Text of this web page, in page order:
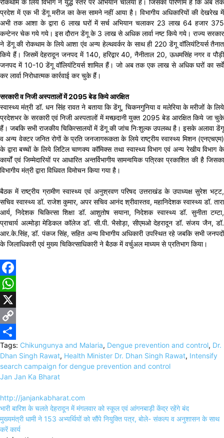
रोकथाम के लिये विभाग ने युद्ध स्तर पर अभियान चालया है। जिसका परिणाम है कि अब तक
प्रदेश में एक भी डेंगू मरीज का केस सामने नहीं आया है। विभागीय अधिकारियों की देखरेख में
अभी तक आशा के द्वारा 6 लाख घरों में सर्च अभियान चलाकर 23 लाख 64 हजार 375
कन्टेनर चेक गये गये। इस दौरान डेंगू के 3 लाख से अधिक लार्वा नष्ट किये गये। राज्य सरकार
ने डेंगू की रोकथाम के लिये आशा एंव अन्य हेल्थवर्कर के साथ ही 220 डेंगू वॉलियंटियर्स तैनात
किये हैं। जिसमें देहरादून जनपद में 140, हरिद्वार 40, नैनीताल 20, ऊधमसिंह नगर व पौड़ी
जनपद में 10-10 डेंगू वॉलियंटियर्स शामिल हैं। जो अब तक एक लाख से अधिक घरों का सर्वे
कर लार्वा निरोधात्मक कार्रवाई कर चुके हैं।
सरकारी व निजी अस्पतालों में 2095 बेड किये आरक्षित
स्वास्थ्य मंत्री डॉ. धन सिंह रावत ने बताया कि डेंगू, चिकनगुनिया व मलेरिया के मरीजों के लिये
प्रदेशभर के सरकारी एवं निजी अस्पतालों में मच्छदानी युक्त 2095 बेड आरक्षित किये जा चुके
हैं। जबकि सभी राजकीय चिकित्सालयों में डेंगू की जांच निःशुल्क उपलब्ध है। इसके अलावा डेंगू
व अन्य वेक्टर जनित रोगों के प्रति जनजागरूकता के लिये राष्ट्रीय स्वास्थ्य मिशन (एनएचएम)
के द्वारा बच्चों के लिये लिटिल चाणक्य कॉमिक्स तथा स्वास्थ्य विभाग एवं अन्य रेखीय विभाग के
कार्यों एवं जिम्मेदारियों पर आधारित अन्तर्विभागीय सामन्वयिक पत्रिका प्रकाशित की है जिसका
विभागीय मंत्री द्वारा विधिवत विमोचन किया गया है।
बैठक में राष्ट्रीय ग्रामीण स्वास्थ्य एवं अनुश्रवण परिषद उत्तराखंड के उपाध्यक्ष सुरेश भट्ट,
सचिव स्वास्थ्य डॉ. राजेश कुमार, अपर सचिव आनंद श्रीवास्तव, महानिदेशक स्वास्थ्य डॉ. तारा
आर्य, निदेशक चिकित्सा शिक्षा डॉ. आशुतोष सयाना, निदेशक स्वास्थ्य डॉ. सुनीता टम्टा,
प्राचार्य अल्मोड़ा मेडिकल कॉलेज डॉ. सी.पी. भैसोड़ा, सीएमओ देहरादून डॉ. संजय जैन, डॉ.
आर.के.सिंह, डॉ. पंकज सिंह, सहित अन्य विभागीय अधिकारी उपस्थित रहे जबकि सभी जनपदों
के जिलाधिकारी एवं मुख्य चिकित्साधिकारी ने बैठक में वर्चुअल माध्यम से प्रतिभाग किया।
Facebook
WhatsApp
X
Copy
Link
Share
Tags: Chikungunya and Malaria, Dengue prevention and control, Dr.
Dhan Singh Rawat, Health Minister Dr. Dhan Singh Rawat, Intensify
search campaign for dengue prevention and control
Jan Jan Ka Bharat
http://janjankabharat.com
Post
navigation
भारी बारिश के चलते देहरादून में मंगलवार को स्कूल एवं आंगनबाड़ी केंद्र रहेंगे बंद
मुख्यमंत्री धामी ने 153 अभ्यर्थियों को सौंपे नियुक्ति पत्र, बाेले- संकल्प व अनुशासन के साथ
करें कार्य